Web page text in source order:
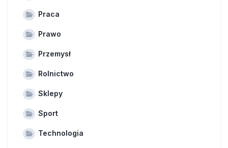
Praca
Prawo
Przemysł
Rolnictwo
Sklepy
Sport
Technologia